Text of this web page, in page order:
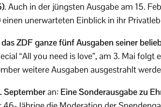
. Auch in der jüngsten Ausgabe am 15.
einen unerwarteten Einblick in ihr
ZDF ganze fünf Ausgaben seiner
“All you need is love”, am 3. Mai folgt
weitere Ausgaben ausgestrahlt
Septemberan: Eine Sonderausgabe zu